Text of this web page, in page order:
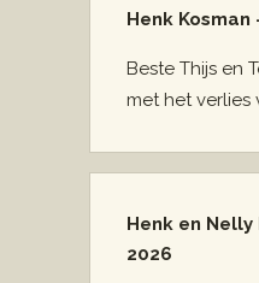
Henk
Beste Thijs en
met het verlies
Henk en
2026